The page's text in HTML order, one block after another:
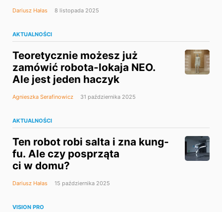
Dariusz Hałas 8 listopada 2025
AKTUALNOŚCI
Teoretycznie możesz już
zamówić robota-lokaja NEO.
Ale jest jeden haczyk
Agnieszka Serafinowicz 31 października 2025
AKTUALNOŚCI
Ten robot robi salta i zna kung-
fu. Ale czy posprząta
ci w domu?
Dariusz Hałas 15 października 2025
VISION PRO